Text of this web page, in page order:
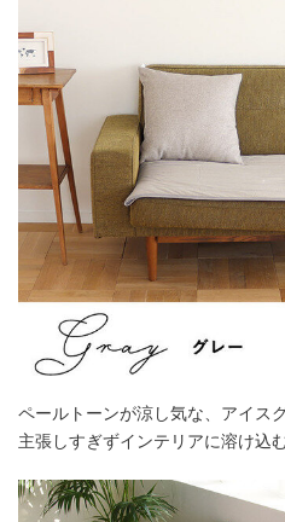
ペールトーンが涼し気な、アイスグ
主張しすぎずインテリアに溶け込